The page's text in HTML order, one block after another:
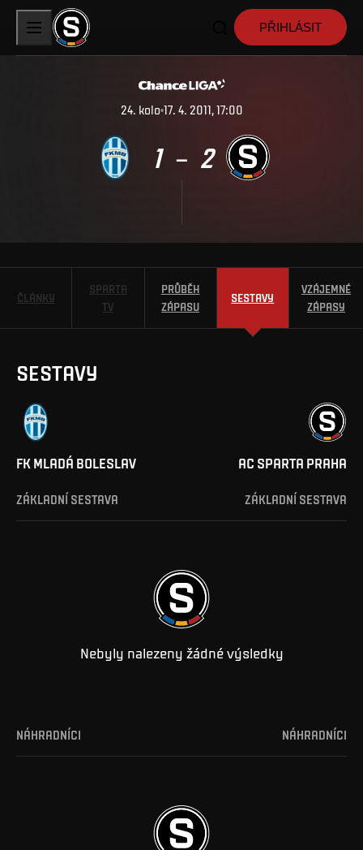
PŘIHLÁSIT
24. kolo 17. 4. 2011, 17:00
1 – 2
ČLÁNKY
SPARTA
TV
PRŮBĚH
ZÁPASU
SESTAVY
VZÁJEMNÉ
ZÁPASY
SESTAVY
FK MLADÁ BOLESLAV
ZÁKLADNÍ SESTAVA
AC SPARTA PRAHA
ZÁKLADNÍ SESTAVA
Nebyly nalezeny žádné výsledky
NÁHRADNÍCI NÁHRADNÍCI